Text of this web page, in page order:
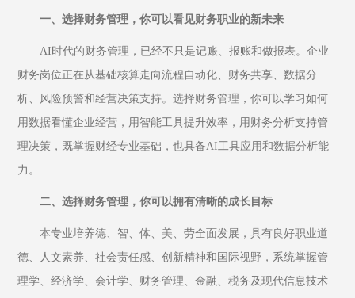
一、选择财务管理，你可以看见财务职业的新未来
AI时代的财务管理，已经不只是记账、报账和做报表。企业
财务岗位正在从基础核算走向流程自动化、财务共享、数据分
析、风险预警和经营决策支持。选择财务管理，你可以学习如何
用数据看懂企业经营，用智能工具提升效率，用财务分析支持管
理决策，既掌握财经专业基础，也具备AI工具应用和数据分析能
力。
二、选择财务管理，你可以拥有清晰的成长目标
本专业培养德、智、体、美、劳全面发展，具有良好职业道
德、人文素养、社会责任感、创新精神和国际视野，系统掌握管
理学、经济学、会计学、财务管理、金融、税务及现代信息技术